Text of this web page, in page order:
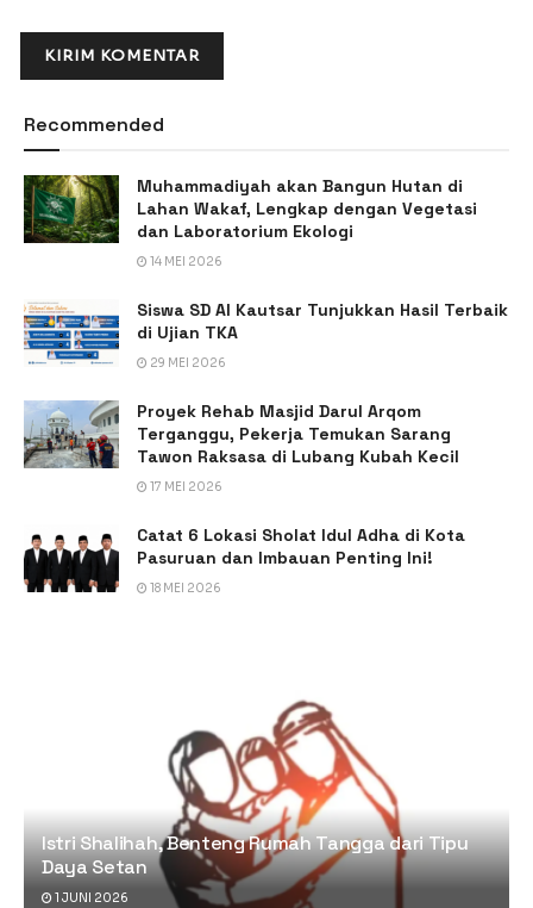
Recommended
Muhammadiyah akan Bangun Hutan di
Lahan Wakaf, Lengkap dengan Vegetasi
dan Laboratorium Ekologi
14 MEI 2026
Siswa SD Al Kautsar Tunjukkan Hasil Terbaik
di Ujian TKA
29 MEI 2026
Proyek Rehab Masjid Darul Arqom
Terganggu, Pekerja Temukan Sarang
Tawon Raksasa di Lubang Kubah Kecil
17 MEI 2026
Catat 6 Lokasi Sholat Idul Adha di Kota
Pasuruan dan Imbauan Penting Ini!
18 MEI 2026
Istri Shalihah, Benteng Rumah Tangga dari Tipu
Daya Setan
1 JUNI 2026